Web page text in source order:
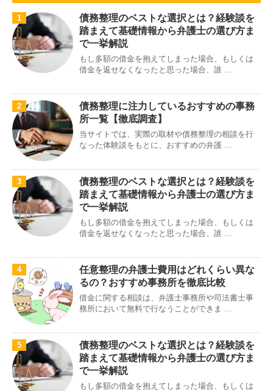
1
債務整理のベストな選択とは？経験談を
踏まえて基礎情報から弁護士の選び方ま
で一挙解説
もし多額の借金を抱えてしまった場合、もしくは
借金を返せなくなったと思った場合、誰 ...
2
債務整理に注力しているおすすめの事務
所一覧【徹底調査】
当サイトでは、実際の取材や債務整理の相談を行
なった体験談をもとに、おすすめの弁護 ...
3
債務整理のベストな選択とは？経験談を
踏まえて基礎情報から弁護士の選び方ま
で一挙解説
もし多額の借金を抱えてしまった場合、もしくは
借金を返せなくなったと思った場合、誰 ...
4
任意整理の弁護士費用はどれくらい異な
るの？おすすめ事務所を徹底比較
借金に関する相談は、弁護士事務所や司法書士事
務所において無料で行なうことができま ...
5
債務整理のベストな選択とは？経験談を
踏まえて基礎情報から弁護士の選び方ま
で一挙解説
もし多額の借金を抱えてしまった場合、もしくは